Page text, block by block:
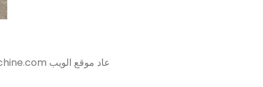
عاد موقع الويب www.cncbrushmachine.com عبر الإنترنت